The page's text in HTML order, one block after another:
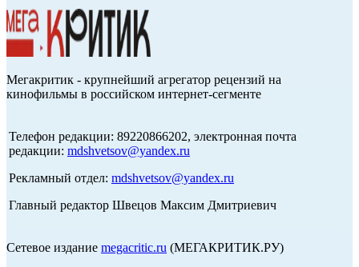
Мегакритик - крупнейший агрегатор рецензий на
кинофильмы в российском интернет-сегменте
Телефон редакции: 89220866202, электронная почта
редакции: mdshvetsov@yandex.ru
Рекламный отдел: mdshvetsov@yandex.ru
Главный редактор Швецов Максим Дмитриевич
Сетевое издание megacritic.ru (МЕГАКРИТИК.РУ)